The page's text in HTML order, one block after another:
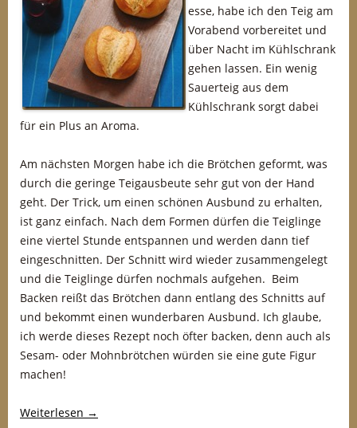
esse, habe ich den Teig am
Vorabend vorbereitet und
über Nacht im Kühlschrank
gehen lassen. Ein wenig
Sauerteig aus dem
Kühlschrank sorgt dabei
für ein Plus an Aroma.
Am nächsten Morgen habe ich die Brötchen geformt, was
durch die geringe Teigausbeute sehr gut von der Hand
geht. Der Trick, um einen schönen Ausbund zu erhalten,
ist ganz einfach. Nach dem Formen dürfen die Teiglinge
eine viertel Stunde entspannen und werden dann tief
eingeschnitten. Der Schnitt wird wieder zusammengelegt
und die Teiglinge dürfen nochmals aufgehen. Beim
Backen reißt das Brötchen dann entlang des Schnitts auf
und bekommt einen wunderbaren Ausbund. Ich glaube,
ich werde dieses Rezept noch öfter backen, denn auch als
Sesam- oder Mohnbrötchen würden sie eine gute Figur
machen!
Weiterlesen →